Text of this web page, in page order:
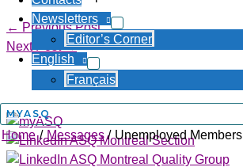
Newsletters
Editor’s Corner
English
Français
MYASQ
Home Messages Unemployed
← Previous Post
Next Post →